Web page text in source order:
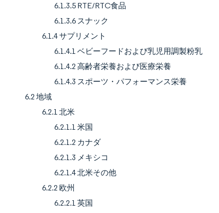
6.1.3.5 RTE/RTC食品
6.1.3.6 スナック
6.1.4 サプリメント
6.1.4.1 ベビーフードおよび乳児用調製粉乳
6.1.4.2 高齢者栄養および医療栄養
6.1.4.3 スポーツ・パフォーマンス栄養
6.2 地域
6.2.1 北米
6.2.1.1 米国
6.2.1.2 カナダ
6.2.1.3 メキシコ
6.2.1.4 北米その他
6.2.2 欧州
6.2.2.1 英国